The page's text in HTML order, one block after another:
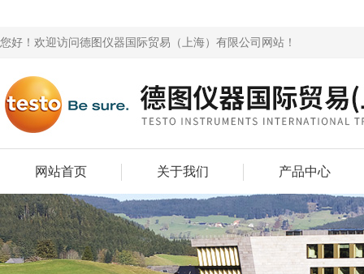
您好！欢迎访问德图仪器国际贸易（上海）有限公司网站！
网站首页 关于我们 产品中心